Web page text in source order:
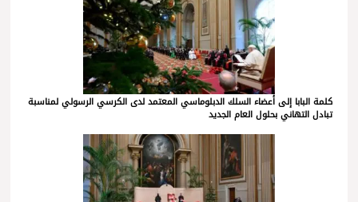
كلمة البابا إلى أعضاء السلك الدبلوماسي المعتمد لدى الكرسي الرسولي لمناسبة
تبادل التهاني بحلول العام الجديد